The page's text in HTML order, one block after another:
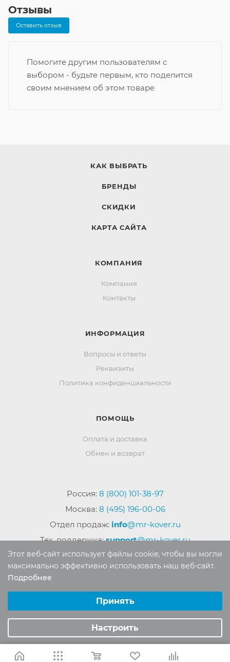
Отзывы
Оставить отзыв
Помогите другим пользователям с
выбором - будьте первым, кто поделится
своим мнением об этом товаре
КАК ВЫБРАТЬ
БРЕНДЫ
СКИДКИ
КАРТА САЙТА
КОМПАНИЯ
Компания
Контакты
ИНФОРМАЦИЯ
Вопросы и ответы
Реквизиты
Политика конфиденциальности
ПОМОЩЬ
Оплата и доставка
Обмен и возврат
Россия: 8 (800) 101-38-97
Москва: 8 (495) 196-00-06
Отдел продаж: info@mr-kover.ru
Тех. поддержка:support@mr-kover.ru
Авторские права защищены. Воспроизведение
материалов сайта без письменного разрешения
запрещено.
Этот веб-сайт использует файлы cookie, чтобы вы могли
максимально эффективно использовать наш веб-сайт.
Подробнее
Аналитические/Функциональные
Принять
Настроить